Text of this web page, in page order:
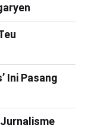
Ini Pasang